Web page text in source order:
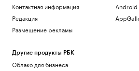
Контактная информация
Редакция
Размещение рекламы
Другие продукты РБК
Облако для бизнеса
Android